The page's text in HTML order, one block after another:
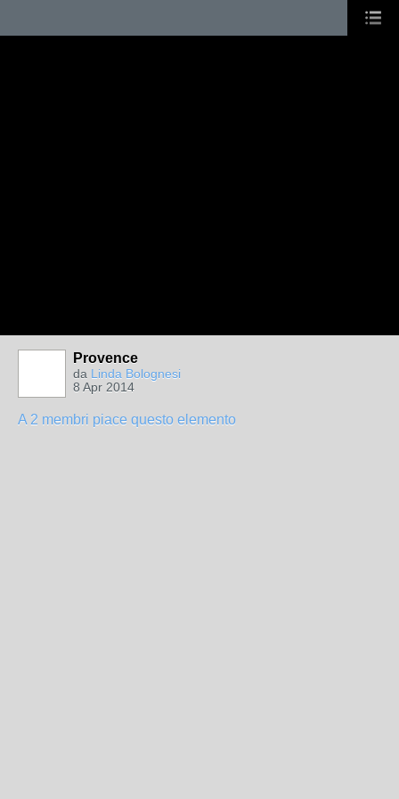
Provence
da Linda Bolognesi
8 Apr 2014
A 2 membri piace questo elemento